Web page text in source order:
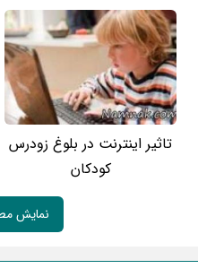
تاثیر اینترنت در بلوغ زودرس
کودکان
نمایش